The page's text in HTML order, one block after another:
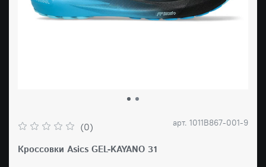
(0) арт. 1011B867-001-9
Кроссовки Asics GEL-KAYANO 31